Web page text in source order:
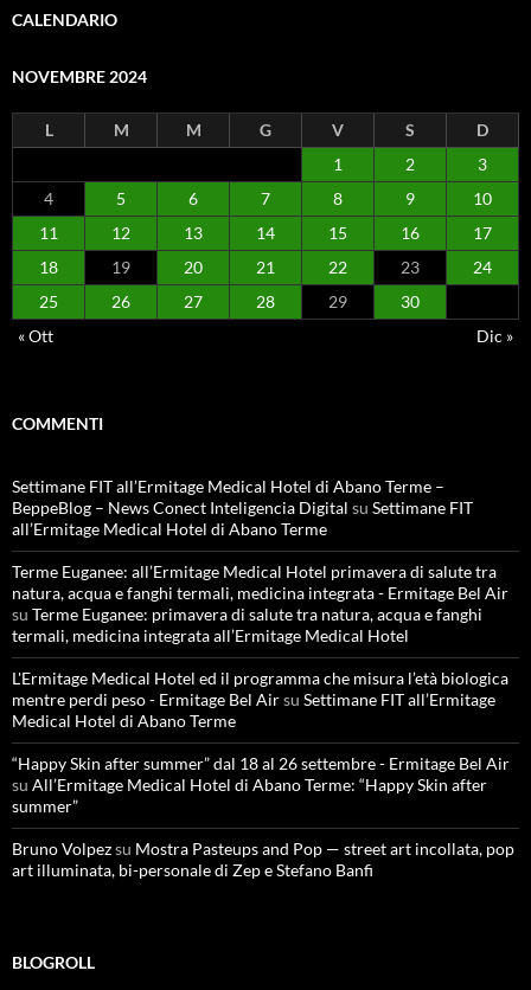
CALENDARIO
NOVEMBRE 2024
L M M G V S
D
1
2
3
4
5 6 7 8 9
10
11
12 13 14 15 16
17
18
19 20 21 22 23
24
25
26 27 28 29
30
« Ott
Dic »
COMMENTI
Settimane FIT all’Ermitage Medical Hotel di Abano Terme –
BeppeBlog – News Conect Inteligencia Digital su Settimane FIT
all’Ermitage Medical Hotel di Abano Terme
Terme Euganee: all’Ermitage Medical Hotel primavera di salute tra
natura, acqua e fanghi termali, medicina integrata - Ermitage Bel Air
su Terme Euganee: primavera di salute tra natura, acqua e fanghi
termali, medicina integrata all’Ermitage Medical Hotel
L'Ermitage Medical Hotel ed il programma che misura l’età biologica
mentre perdi peso - Ermitage Bel Airsu Settimane FIT all’Ermitage
Medical Hotel di Abano Terme
“Happy Skin after summer” dal 18 al 26 settembre - Ermitage Bel Air
su All’Ermitage Medical Hotel di Abano Terme: “Happy Skin after
summer”
Bruno Volpezsu Mostra Pasteups and Pop — street art incollata, pop
art illuminata, bi-personale di Zep e Stefano Banfi
BLOGROLL